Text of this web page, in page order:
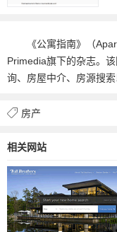
《公寓指南》（
Primedia旗下的杂志。
询、房屋中介、房源搜
房产
相关网站